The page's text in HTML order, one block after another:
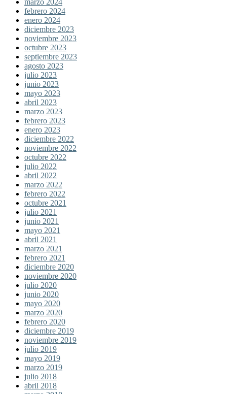
febrero 2024
enero 2024
diciembre 2023
noviembre 2023
octubre 2023
septiembre 2023
agosto 2023
julio 2023
junio 2023
mayo 2023
abril 2023
marzo 2023
febrero 2023
enero 2023
diciembre 2022
noviembre 2022
octubre 2022
julio 2022
abril 2022
marzo 2022
febrero 2022
octubre 2021
julio 2021
junio 2021
mayo 2021
abril 2021
marzo 2021
febrero 2021
diciembre 2020
noviembre 2020
julio 2020
junio 2020
mayo 2020
marzo 2020
febrero 2020
diciembre 2019
noviembre 2019
julio 2019
mayo 2019
marzo 2019
julio 2018
abril 2018